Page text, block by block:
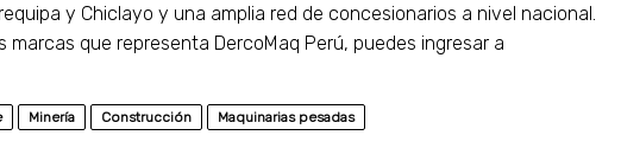
y Chiclayo y una amplia red de concesionarios a nivel nacional.
marcas que representa DercoMaq Perú, puedes ingresar a
Minería Construcción Maquinarias pesadas